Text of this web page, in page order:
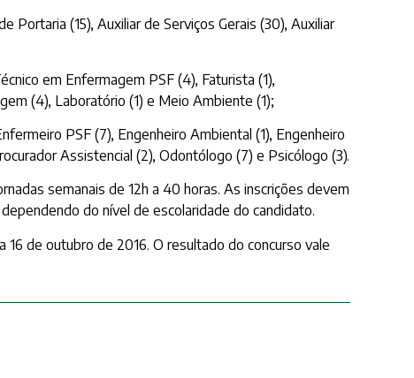
Portaria (15), Auxiliar de Serviços Gerais (30), Auxiliar
em Enfermagem PSF (4), Faturista (1),
(4), Laboratório (1) e Meio Ambiente (1);
PSF (7), Engenheiro Ambiental (1), Engenheiro
Assistencial (2), Odontólogo (7) e Psicólogo (3).
semanais de 12h a 40 horas. As inscrições devem
do nível de escolaridade do candidato.
de outubro de 2016. O resultado do concurso vale